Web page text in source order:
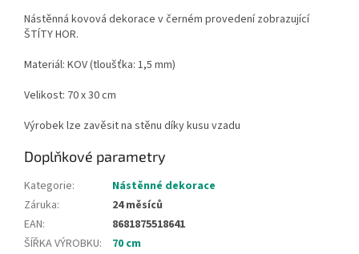
Nástěnná kovová dekorace v černém provedení zobrazující
ŠTÍTY HOR.
Materiál: KOV (tloušťka: 1,5 mm)
Velikost: 70 x 30 cm
Výrobek lze zavěsit na stěnu díky kusu vzadu
Doplňkové parametry
Kategorie:
Nástěnné dekorace
Záruka:
24 měsíců
EAN:
8681875518641
ŠÍŘKA VÝROBKU:
70 cm